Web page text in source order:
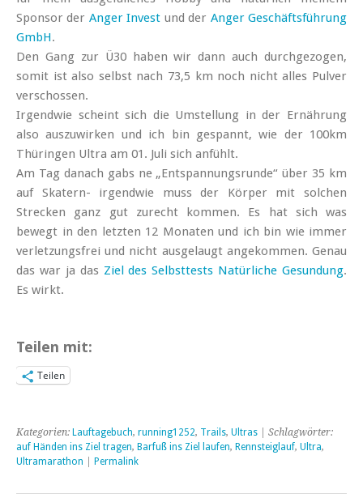
Sponsor der Anger Invest und der Anger Geschäftsführung
GmbH.
Den Gang zur Ü30 haben wir dann auch durchgezogen,
somit ist also selbst nach 73,5 km noch nicht alles Pulver
verschossen.
Irgendwie scheint sich die Umstellung in der Ernährung
also auszuwirken und ich bin gespannt, wie der 100km
Thüringen Ultra am 01. Juli sich anfühlt.
Am Tag danach gabs ne „Entspannungsrunde“ über 35 km
auf Skatern- irgendwie muss der Körper mit solchen
Strecken ganz gut zurecht kommen. Es hat sich was
bewegt in den letzten 12 Monaten und ich bin wie immer
verletzungsfrei und nicht ausgelaugt angekommen. Genau
das war ja das Ziel des Selbsttests Natürliche Gesundung.
Es wirkt.
Teilen mit:
Teilen
Kategorien: Lauftagebuch, running1252, Trails, Ultras | Schlagwörter:
auf Händen ins Ziel tragen, Barfuß ins Ziel laufen, Rennsteiglauf, Ultra,
Ultramarathon
Permalink